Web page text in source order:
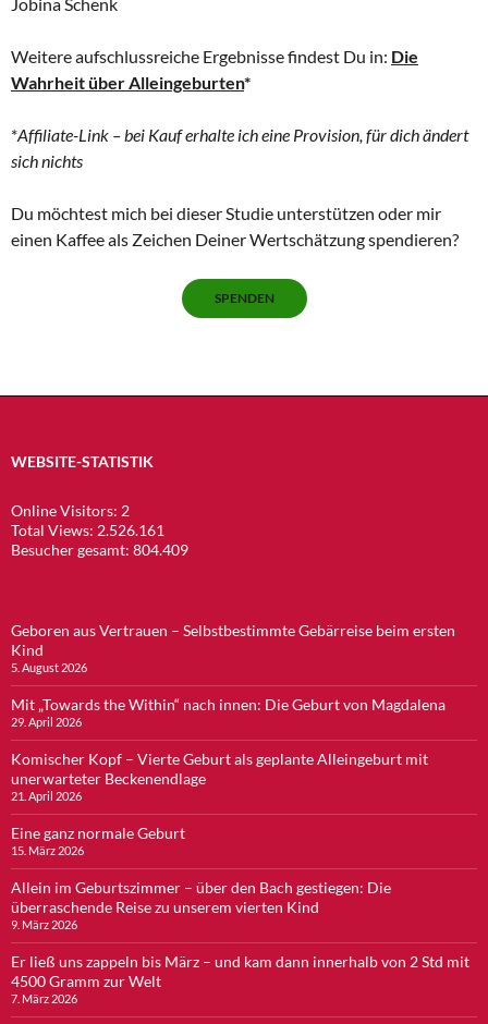
Weitere aufschlussreiche Ergebnisse findest Du in: Die
Wahrheit über Alleingeburten*
*Affiliate-Link – bei Kauf erhalte ich eine Provision, für dich ändert
sich nichts
Du möchtest mich bei dieser Studie unterstützen oder mir
einen Kaffee als Zeichen Deiner Wertschätzung spendieren?
SPENDEN
WEBSITE-STATISTIK
Online Visitors: 2
Total Views: 2.526.161
Besucher gesamt: 804.409
Geboren aus Vertrauen – Selbstbestimmte Gebärreise beim ersten
Kind
5. August 2026
Mit „Towards the Within“ nach innen: Die Geburt von Magdalena
29. April 2026
Komischer Kopf – Vierte Geburt als geplante Alleingeburt mit
unerwarteter Beckenendlage
21. April 2026
Eine ganz normale Geburt
15. März 2026
Allein im Geburtszimmer – über den Bach gestiegen: Die
überraschende Reise zu unserem vierten Kind
9. März 2026
Er ließ uns zappeln bis März – und kam dann innerhalb von 2 Std mit
4500 Gramm zur Welt
7. März 2026